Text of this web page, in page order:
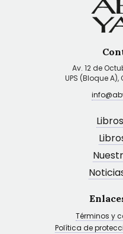
Av. 12 de
UPS (Bloque
Términos y
Política de